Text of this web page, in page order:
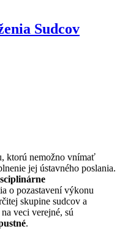
Sudcov
ktorú nemožno vnímať
jej ústavného poslania.
o pozastavení výkonu
skupine sudcov a
na veci verejné, sú
.